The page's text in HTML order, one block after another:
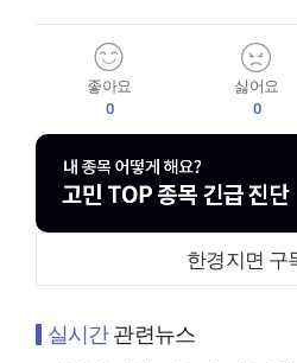
좋아요
0
싫어요
0
한경지면 구
실시간관련뉴스